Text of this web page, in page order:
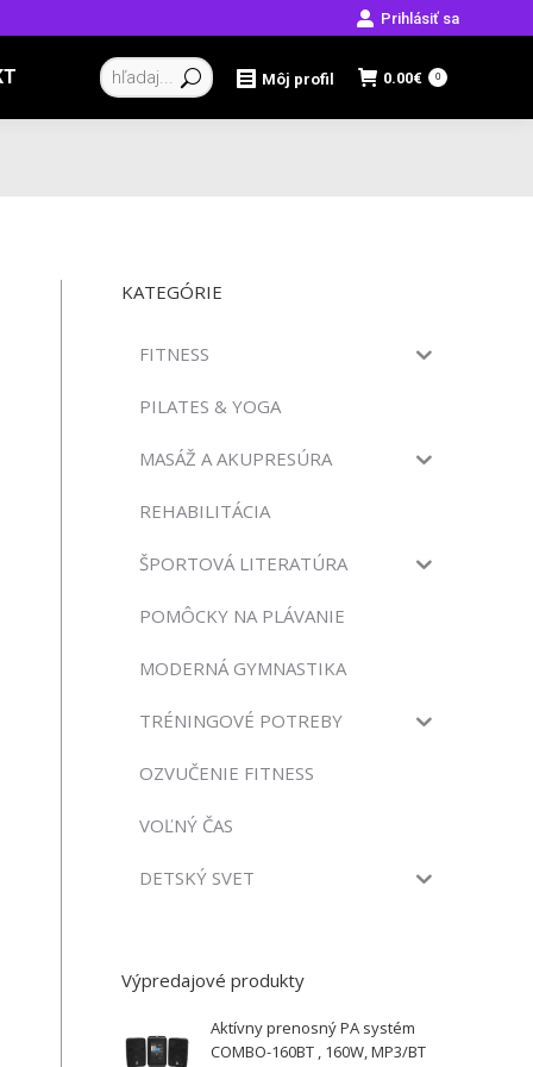
Prihlásiť sa
Vyhľadávanie: Môj profil 0.00€ 0
KATEGÓRIE
FITNESS
PILATES & YOGA
MASÁŽ A AKUPRESÚRA
REHABILITÁCIA
ŠPORTOVÁ LITERATÚRA
POMÔCKY NA PLÁVANIE
MODERNÁ GYMNASTIKA
TRÉNINGOVÉ POTREBY
OZVUČENIE FITNESS
VOĽNÝ ČAS
DETSKÝ SVET
Výpredajové produkty
Aktívny prenosný PA systém
COMBO-160BT , 160W, MP3/BT